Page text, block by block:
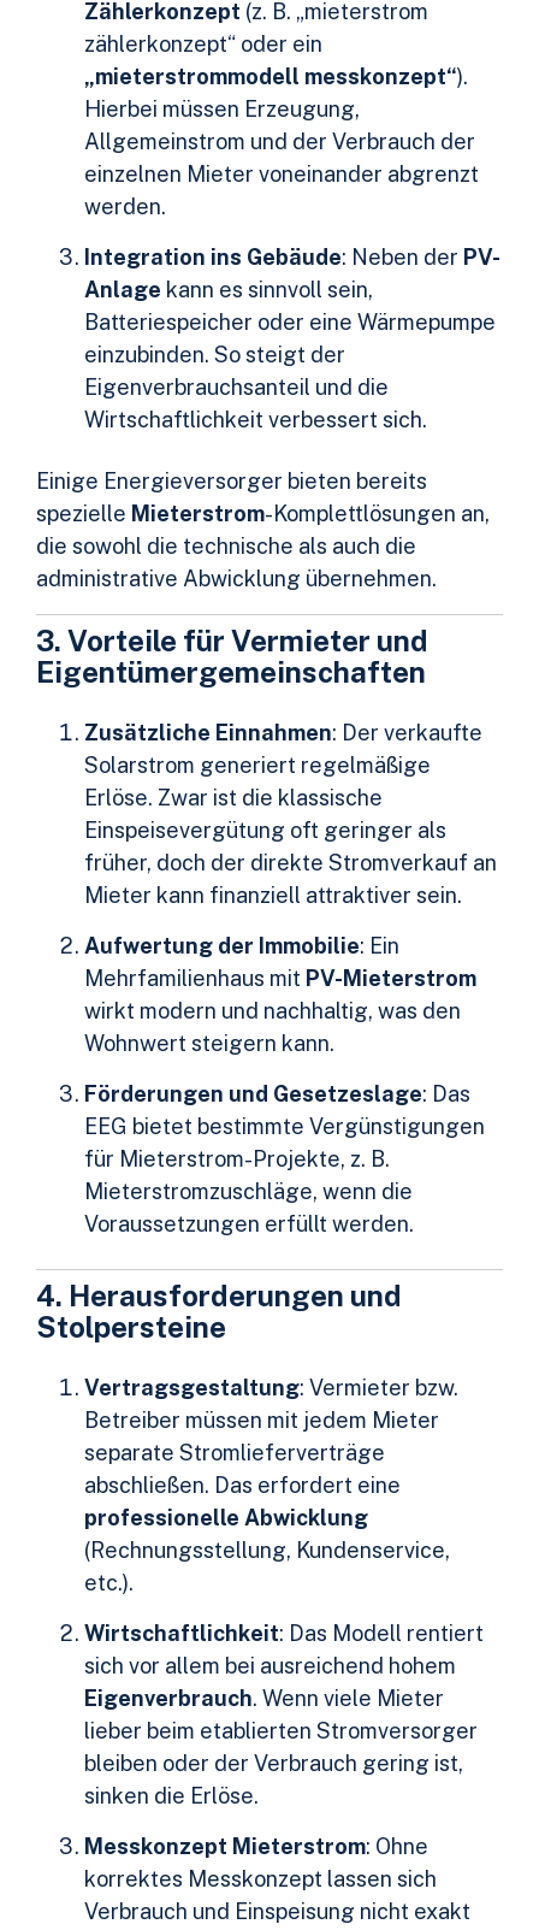
Zählerkonzept (z. B. „mieterstrom
zählerkonzept“ oder ein
„mieterstrommodell messkonzept“).
Hierbei müssen Erzeugung,
Allgemeinstrom und der Verbrauch der
einzelnen Mieter voneinander abgrenzt
werden.
Integration ins Gebäude: Neben der PV-
Anlage kann es sinnvoll sein,
Batteriespeicher oder eine Wärmepumpe
einzubinden. So steigt der
Eigenverbrauchsanteil und die
Wirtschaftlichkeit verbessert sich.
Einige Energieversorger bieten bereits
spezielle Mieterstrom-Komplettlösungen an,
die sowohl die technische als auch die
administrative Abwicklung übernehmen.
3. Vorteile für Vermieter und
Eigentümergemeinschaften
Zusätzliche Einnahmen: Der verkaufte
Solarstrom generiert regelmäßige
Erlöse. Zwar ist die klassische
Einspeisevergütung oft geringer als
früher, doch der direkte Stromverkauf an
Mieter kann finanziell attraktiver sein.
Aufwertung der Immobilie: Ein
Mehrfamilienhaus mit PV-Mieterstrom
wirkt modern und nachhaltig, was den
Wohnwert steigern kann.
Förderungen und Gesetzeslage: Das
EEG bietet bestimmte Vergünstigungen
für Mieterstrom-Projekte, z. B.
Mieterstromzuschläge, wenn die
Voraussetzungen erfüllt werden.
4. Herausforderungen und
Stolpersteine
Vertragsgestaltung: Vermieter bzw.
Betreiber müssen mit jedem Mieter
separate Stromlieferverträge
abschließen. Das erfordert eine
professionelle Abwicklung
(Rechnungsstellung, Kundenservice,
etc.).
Wirtschaftlichkeit: Das Modell rentiert
sich vor allem bei ausreichend hohem
Eigenverbrauch. Wenn viele Mieter
lieber beim etablierten Stromversorger
bleiben oder der Verbrauch gering ist,
sinken die Erlöse.
Messkonzept Mieterstrom: Ohne
korrektes Messkonzept lassen sich
Verbrauch und Einspeisung nicht exakt